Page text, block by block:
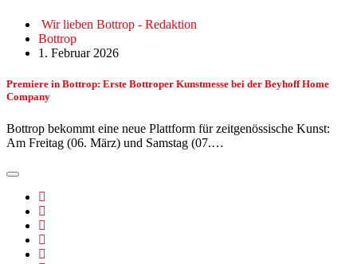
Wir lieben Bottrop - Redaktion
Bottrop
1. Februar 2026
Premiere in Bottrop: Erste Bottroper Kunstmesse bei der Beyhoff Home
Company
Bottrop bekommt eine neue Plattform für zeitgenössische Kunst:
Am Freitag (06. März) und Samstag (07.…